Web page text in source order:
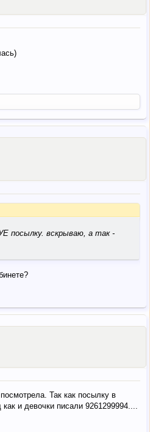
посылку. вскрываю, а так -
Так как посылку в
и девочки писали 9261299994....